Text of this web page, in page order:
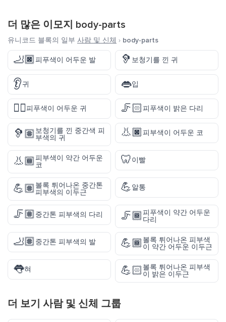
더 많은 이모지 body-parts
유니코드 블록의 일부 사람 및 신체 › body-parts
🦶🏿피푸색이 어두운 발 🦻 보청기를 낀 귀
👂귀 👄입
👂🏿피푸색이 어두운 귀 🦵🏻피푸색이 밝은 다리
🦻🏽보청기를 낀 중간색 피
부색의 귀
👃🏿피부색이 어두운 코
👃🏾피부색이 약간 어두운
코
🦷이빨
💪🏽볼록 튀어나온 중간톤
피부색의 이두근
💪알통
🦵🏽중간톤 피부색의 다리 🦵🏾피푸색이 약간 어두운
다리
🦶🏽중간톤 피부색의 발 💪🏾볼록 튀어나온 피부색
이 약간 어두운 이두근
👅혀 💪🏻볼록 튀어나온 피부색
이 밝은 이두근
더 보기 사람 및 신체 그룹